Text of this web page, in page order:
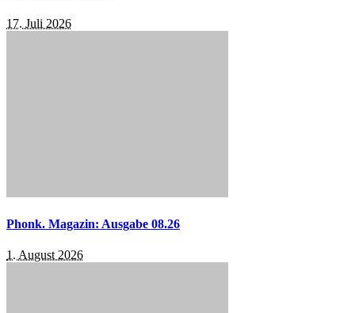
17. Juli 2026
Phonk. Magazin: Ausgabe 08.26
1. August 2026